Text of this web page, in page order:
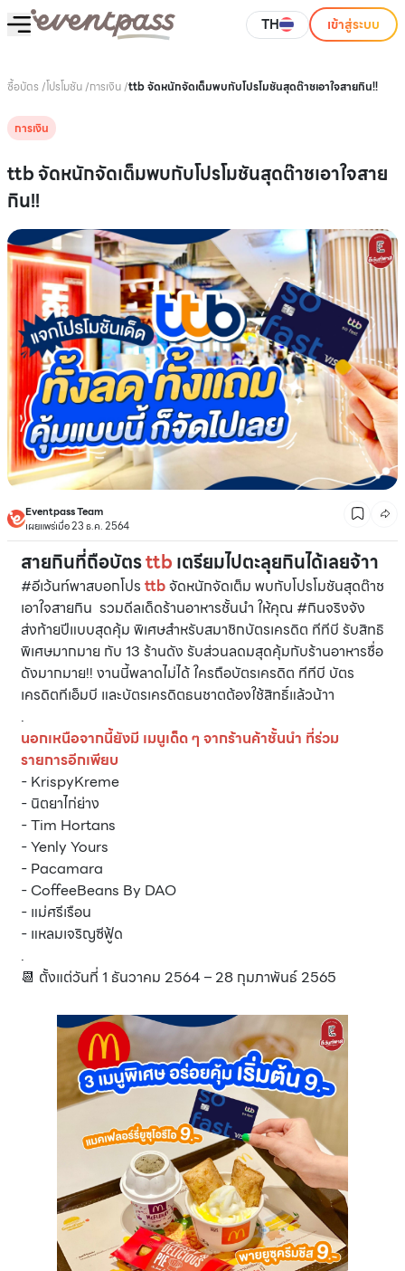
TH เข้าสู่ระบบ
ซื้อบัตร /โปรโมชัน/การเงิน/ttb จัดหนักจัดเต็มพบกับโปรโมชันสุดต๊าชเอาใจสายกิน!!
การเงิน
ttb จัดหนักจัดเต็มพบกับโปรโมชันสุดต๊าชเอาใจสาย
กิน!!
Eventpass Team
เผยแพร่เมื่อ 23 ธ.ค. 2564
สายกินที่ถือบัตรttbเตรียมไปตะลุยกินได้เลยจ้าา
#อีเว้นท์พาสบอกโปร ttbจัดหนักจัดเต็ม พบกับโปรโมชันสุดต๊าช
เอาใจสายกิน รวมดีลเด็ดร้านอาหารชั้นนำ ให้คุณ #กินจริงจัง
ส่งท้ายปีแบบสุดคุ้ม พิเศษสำหรับสมาชิกบัตรเครดิต ทีทีบี รับสิทธิ
พิเศษมากมาย กับ 13 ร้านดัง รับส่วนลดมสุดคุ้มกับร้านอาหารชื่อ
ดังมากมาย!! งานนี้พลาดไม่ได้ ใครถือบัตรเครดิต ทีทีบี บัตร
เครดิตทีเอ็มบี และบัตรเครดิตธนชาตต้องใช้สิทธิ์แล้วน้าา
.
นอกเหนือจากนี้ยังมี เมนูเด็ด ๆ จากร้านค้าชั้นนำ ที่ร่วม
รายการอีกเพียบ
- KrispyKreme
- นิตยาไก่ย่าง
- Tim Hortans
- Yenly Yours
- Pacamara
- CoffeeBeans By DAO
- แม่ศรีเรือน
- แหลมเจริญซีฟู้ด
.
📆 ตั้งแต่วันที่ 1 ธันวาคม 2564 – 28 กุมภาพันธ์ 2565